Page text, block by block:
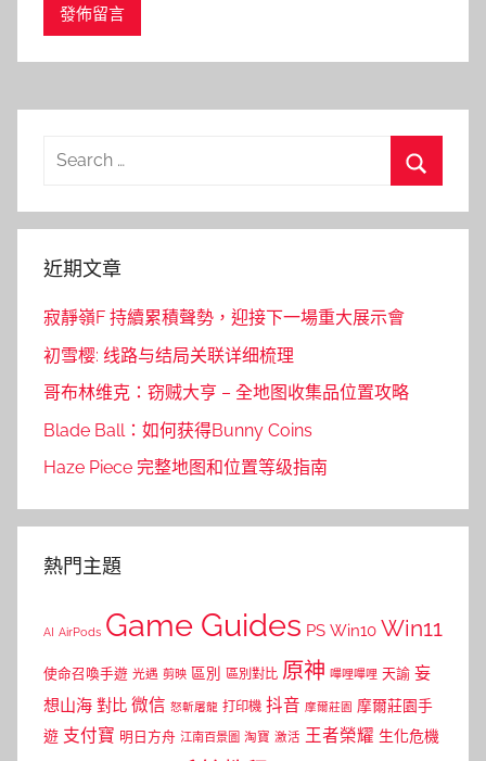
Search
近期文章
寂靜嶺F 持續累積聲勢，迎接下一場重大展示會
初雪樱: 线路与结局关联详细梳理
哥布林维克：窃贼大亨 – 全地图收集品位置攻略
Blade Ball：如何获得Bunny Coins
Haze Piece 完整地图和位置等级指南
熱門主題
AI AirPods Game Guides PS Win10 Win11
使命召喚手遊 光遇 剪映 區別 區別對比 原神 嗶哩嗶哩 天諭 妄
想山海 對比 微信 怒斬屠龍 打印機 抖音 摩爾莊園 摩爾莊園手
遊 支付寶 明日方舟 江南百景圖 淘寶 激活 王者榮耀 生化危機